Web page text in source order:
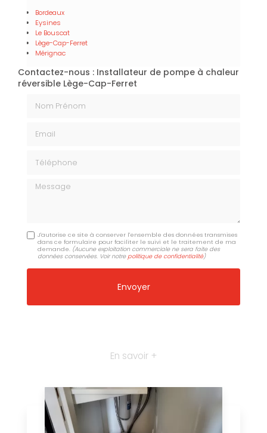
Bordeaux
Eysines
Le Bouscat
Lège-Cap-Ferret
Mérignac
Contactez-nous : Installateur de pompe à chaleur
réversible Lège-Cap-Ferret
Message
J'autorise ce site à conserver l'ensemble des données transmises
dans ce formulaire pour faciliter le suivi et le traitement de ma
demande. (Aucune exploitation commerciale ne sera faite des
données conservées. Voir notrepolitique de confidentialité)
En savoir +